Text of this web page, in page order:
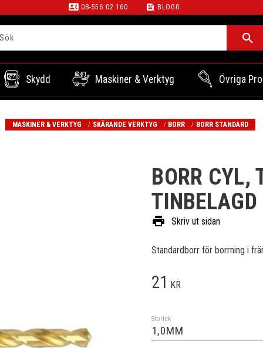
contact_phone 08-556 02 160 feed BLOGG
Skydd Maskiner & Verktyg Övriga
MASKINER & VERKTYG SKÄRANDE VERKTYG BORR BORR STANDARD
BORR CYL,
TINBELAGD
print Skriv ut sidan
Standardborr för borrning i
21 KR
Storlek